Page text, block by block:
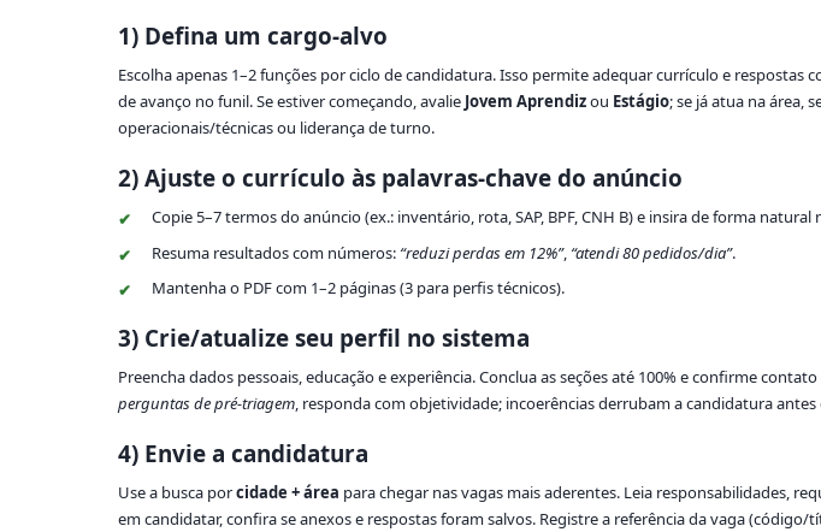
1) Defina um cargo-alvo
Escolha apenas 1–2 funções por ciclo de candidatura. Isso permite adequar currículo e respostas
de avanço no funil. Se estiver começando, avalie Jovem Aprendizou Estágio; se já atua na área,
operacionais/técnicas ou liderança de turno.
2) Ajuste o currículo às palavras-chave do anúncio
Copie 5–7 termos do anúncio (ex.: inventário, rota, SAP, BPF, CNH B) e insira de forma natural
Resuma resultados com números: “reduzi perdas em 12%”, “atendi 80 pedidos/dia”.
Mantenha o PDF com 1–2 páginas (3 para perfis técnicos).
3) Crie/atualize seu perfil no sistema
Preencha dados pessoais, educação e experiência. Conclua as seções até 100% e confirme
perguntas de pré-triagem, responda com objetividade; incoerências derrubam a candidatura
4) Envie a candidatura
Use a busca porcidade + área para chegar nas vagas mais aderentes. Leia responsabilidades,
em candidatar, confira se anexos e respostas foram salvos. Registre a referência da vaga (código/